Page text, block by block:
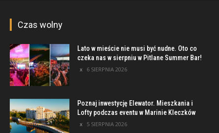
Czas wolny
Lato w mieście nie musi być nudne. Oto co
czeka nas w sierpniu w Pitlane Summer Bar!
6 SIERPNIA 2026
Poznaj inwestycję Elewator. Mieszkania i
Lofty podczas eventu w Marinie Kleczków
5 SIERPNIA 2026